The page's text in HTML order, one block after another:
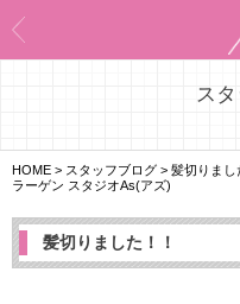
ス
HOME > スタッフブログ > 髪切りまし
ラーゲン スタジオAs(アズ)
髪切りました！！